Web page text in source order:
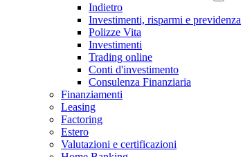
Indietro
Investimenti, risparmi e previdenza
Polizze Vita
Investimenti
Trading online
Conti d'investimento
Consulenza Finanziaria
Finanziamenti
Leasing
Factoring
Estero
Valutazioni e certificazioni